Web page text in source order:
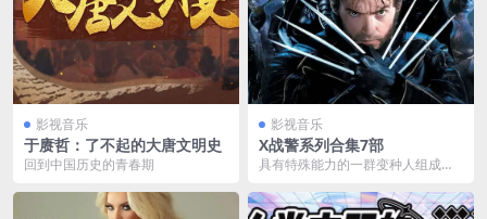
影视音乐
于赓哲：了不起的大唐文明史
回到中国历史的青春期
影视音乐
X战警系列合集7部
具有特殊能力的一群变种人组成了
队。成员包括能吸收对...